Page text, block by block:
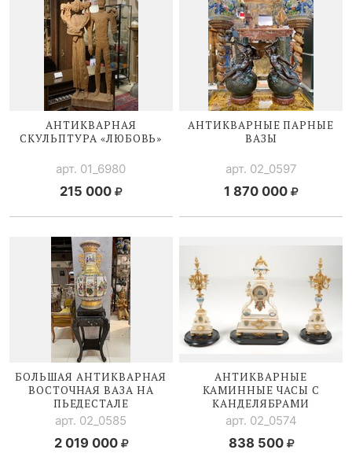
АНТИКВАРНАЯ
СКУЛЬПТУРА «ЛЮБОВЬ»
арт. 01_6980
215 000
АНТИКВАРНЫЕ ПАРНЫЕ
ВАЗЫ
арт. 02_0597
1 870 000
БОЛЬШАЯ АНТИКВАРНАЯ
ВОСТОЧНАЯ ВАЗА НА
ПЬЕДЕСТАЛЕ
арт. 02_0585
2 019 000
АНТИКВАРНЫЕ
КАМИННЫЕ ЧАСЫ С
КАНДЕЛЯБРАМИ
арт. 02_0574
838 500